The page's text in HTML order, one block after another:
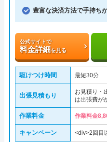
豊富な決済方法で手持ち
公式サイトで
料金詳細を見る
駆けつけ時間 最短30分
出張見積もり
お見積り・
は出張費が
作業料金 作業料金
キャンペーン <div>2回目